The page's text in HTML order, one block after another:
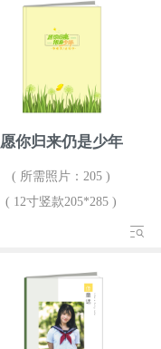
愿你归来仍是少年
( 所需照片：205 )
( 12寸竖款205*285 )